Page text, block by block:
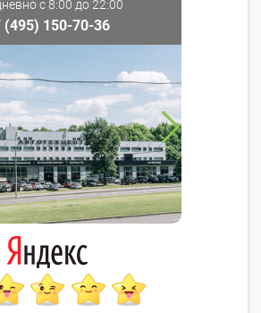
с 8:00 до 22:00
(495) 150-70-36